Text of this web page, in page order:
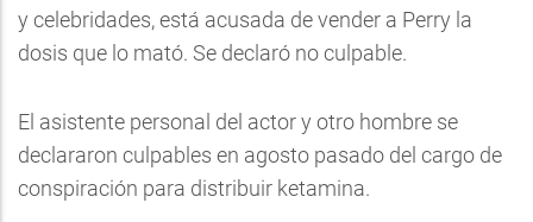
y celebridades, está acusada de vender a Perry la
dosis que lo mató. Se declaró no culpable.
El asistente personal del actor y otro hombre se
declararon culpables en agosto pasado del cargo de
conspiración para distribuir ketamina.